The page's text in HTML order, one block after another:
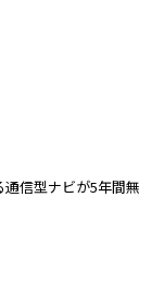
信型ナビが5年間無